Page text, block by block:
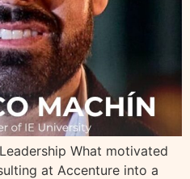
What motivated
at Accenture into a